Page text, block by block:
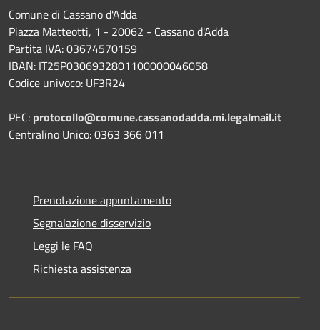
Comune di Cassano d'Adda
Piazza Matteotti, 1 - 20062 - Cassano d'Adda
Partita IVA: 03674570159
IBAN: IT25P0306932801100000046058
Codice univoco: UF3R24
PEC: protocollo@comune.cassanodadda.mi.legalmail.it
Centralino Unico: 0363 366 011
Prenotazione appuntamento
Segnalazione disservizio
Leggi le FAQ
Richiesta assistenza